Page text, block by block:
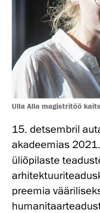
Ulla Alla magistritöö
15. detsembril
akadeemias
üliõpilaste
preemia